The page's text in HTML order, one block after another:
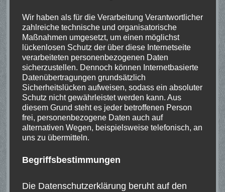
2. September 2026 18:00-21:00
RWK Altersklasse LG aufgelegt
Dorfgemeinschaftshaus Uedemerbruch (DGHUB),
Bohnenstraße 1, 47589 Uedem, Deutschland
5. September 2026
Bundesmeisterschaft Altersklasse LG (m & w)
Dr.-Schultz-Straße, 50226 Frechen, Deutschland
Alterklasse männlich LG aufgelegt
Alterklasse weiblich LG aufgelegt
5. September 2026
Brüggener Str. 113, 50374 Erftstadt, Deutschland
Wir haben als für die Verarbeitung Verantwortlicher
zahlreiche technische und organisatorische
Maßnahmen umgesetzt, um einen möglichst
lückenlosen Schutz der über diese Internetseite
verarbeiteten personenbezogenen Daten
sicherzustellen. Dennoch können Internetbasierte
Datenübertragungen grundsätzlich
Sicherheitslücken aufweisen, sodass ein absoluter
Schutz nicht gewährleistet werden kann. Aus
diesem Grund steht es jeder betroffenen Person
frei, personenbezogene Daten auch auf
alternativen Wegen, beispielsweise telefonisch, an
uns zu übermitteln.
Begriffsbestimmungen
Die Datenschutzerklärung beruht auf den